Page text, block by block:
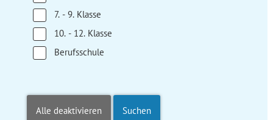
7. - 9. Klasse
10. - 12. Klasse
Berufsschule
Alle deaktivieren Suchen